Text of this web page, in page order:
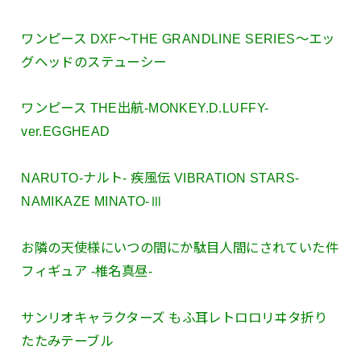
ワンピース DXF～THE GRANDLINE SERIES～エッ
グヘッドのステューシー
ワンピース THE出航-MONKEY.D.LUFFY-
ver.EGGHEAD
NARUTO-ナルト- 疾風伝 VIBRATION STARS-
NAMIKAZE MINATO-Ⅲ
お隣の天使様にいつの間にか駄目人間にされていた件
フィギュア -椎名真昼-
サンリオキャラクターズ もふ耳レトロロリヰタ折り
たたみテーブル